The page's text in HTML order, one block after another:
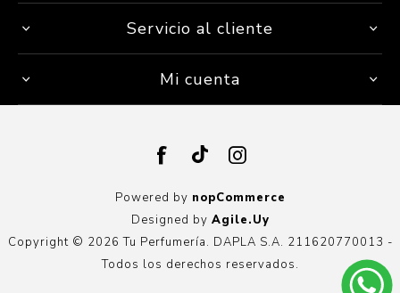
Servicio al cliente
Mi cuenta
Powered by nopCommerce
Designed by Agile.Uy
Copyright © 2026 Tu Perfumería. DAPLA S.A. 211620770013 -
Todos los derechos reservados.